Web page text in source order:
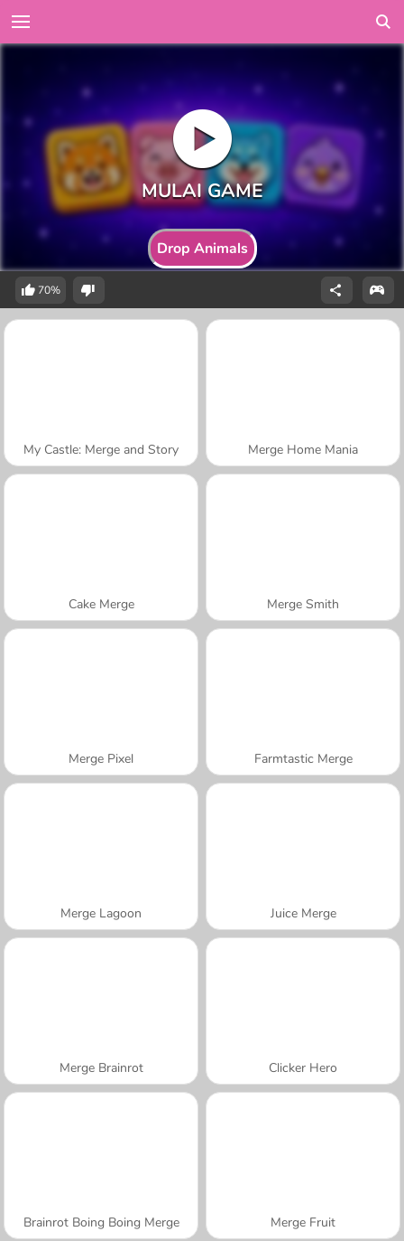
Drop Animals
70%
My Castle: Merge and Story Merge Home Mania
Cake Merge Merge Smith
Merge Pixel Farmtastic Merge
Merge Lagoon Juice Merge
Merge Brainrot Clicker Hero
Brainrot Boing Boing Merge Merge Fruit